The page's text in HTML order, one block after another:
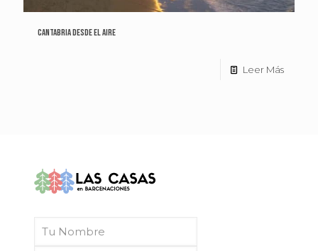
Cantabria desde el Aire
Leer Más